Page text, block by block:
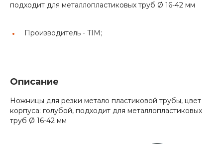
подходит для металлопластиковых труб Ø 16-42 мм
Производитель - TIM;
Описание
Ножницы для резки метало пластиковой трубы, цвет
корпуса: голубой, подходит для металлопластиковых
труб Ø 16-42 мм